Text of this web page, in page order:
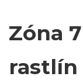
Zóna
rastlín